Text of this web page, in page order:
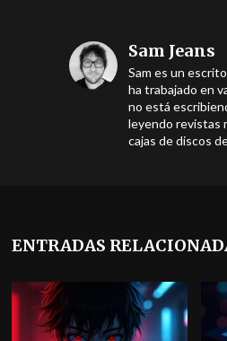
Sam Jeans
Sam es un
ha trabajado en
no está
leyendo revistas
cajas de discos
ENTRADAS